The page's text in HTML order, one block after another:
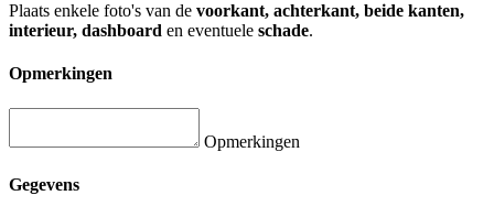
Plaats enkele foto's van de voorkant, achterkant, beide kanten,
interieur, dashboard en eventuele schade.
Opmerkingen
Opmerkingen
Gegevens